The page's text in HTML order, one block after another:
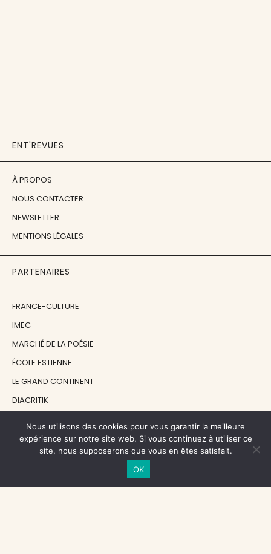
ENT'REVUES
À PROPOS
NOUS CONTACTER
NEWSLETTER
MENTIONS LÉGALES
PARTENAIRES
FRANCE-CULTURE
IMEC
MARCHÉ DE LA POÉSIE
ÉCOLE ESTIENNE
LE GRAND CONTINENT
DIACRITIK
NOS SOUTIENS
CENTRE NATIONAL DU LIVRE
Nous utilisons des cookies pour vous garantir la meilleure
expérience sur notre site web. Si vous continuez à utiliser ce
site, nous supposerons que vous en êtes satisfait.
OK